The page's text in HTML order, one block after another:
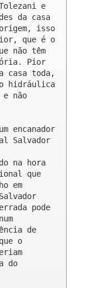
e
da casa
isso
que é o
não têm
Pior
casa toda,
hidráulica
não
encanador
Salvador
na hora
que
em
pode
de
o
do